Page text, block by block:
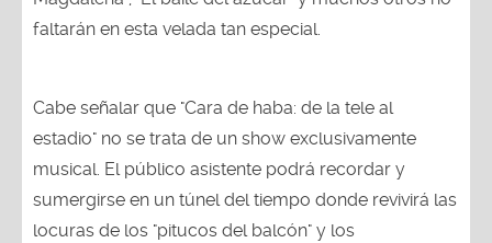
faltarán en esta velada tan especial.
Cabe señalar que "Cara de haba: de la tele al
estadio" no se trata de un show exclusivamente
musical. El público asistente podrá recordar y
sumergirse en un túnel del tiempo donde revivirá las
locuras de los "pitucos del balcón" y los